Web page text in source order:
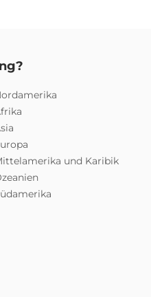
und Karibik